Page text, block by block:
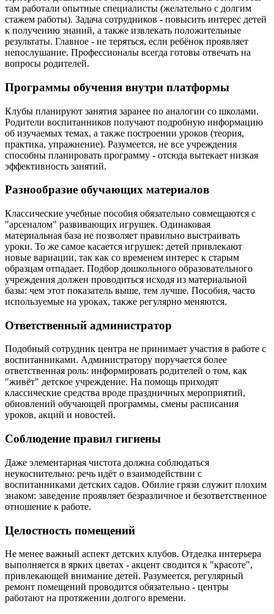
там работали опытные специалисты (желательно с долгим
стажем работы). Задача сотрудников - повысить интерес детей
к получению знаний, а также извлекать положительные
результаты. Главное - не теряться, если ребёнок проявляет
непослушание. Профессионалы всегда готовы отвечать на
вопросы родителей.
Программы обучения внутри платформы
Клубы планируют занятия заранее по аналогии со школами.
Родители воспитанников получают подробную информацию
об изучаемых темах, а также построении уроков (теория,
практика, упражнение). Разумеется, не все учреждения
способны планировать программу - отсюда вытекает низкая
эффективность занятий.
Разнообразие обучающих материалов
Классические учебные пособия обязательно совмещаются с
"арсеналом" развивающих игрушек. Одинаковая
материальная база не позволяет правильно выстраивать
уроки. То же самое касается игрушек: детей привлекают
новые вариации, так как со временем интерес к старым
образцам отпадает. Подбор дошкольного образовательного
учреждения должен проводиться исходя из материальной
базы: чем этот показатель выше, тем лучше. Пособия, часто
используемые на уроках, также регулярно меняются.
Ответственный администратор
Подобный сотрудник центра не принимает участия в работе с
воспитанниками. Администратору поручается более
ответственная роль: информировать родителей о том, как
"живёт" детское учреждение. На помощь приходят
классические средства вроде праздничных мероприятий,
обновлений обучающей программы, смены расписания
уроков, акций и новостей.
Соблюдение правил гигиены
Даже элементарная чистота должна соблюдаться
неукоснительно: речь идёт о взаимодействии с
воспитанниками детских садов. Обилие грязи служит плохим
знаком: заведение проявляет безразличное и безответственное
отношение к работе.
Целостность помещений
Не менее важный аспект детских клубов. Отделка интерьера
выполняется в ярких цветах - акцент сводится к "красоте",
привлекающей внимание детей. Разумеется, регулярный
ремонт помещений проводится обязательно - центры
работают на протяжении долгого времени.